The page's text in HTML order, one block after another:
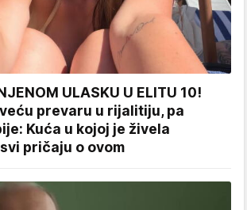
ULASKU U ELITU 10!
prevaru u rijalitiju, pa
Kuća u kojoj je živela
pričaju o ovom